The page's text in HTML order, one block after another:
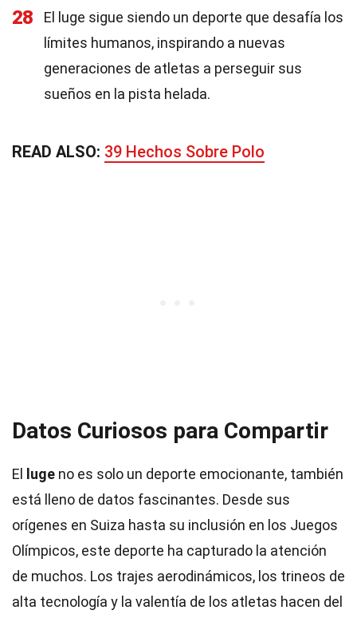
28
El luge sigue siendo un deporte que desafía los
límites humanos, inspirando a nuevas
generaciones de atletas a perseguir sus
sueños en la pista helada.
READ ALSO: 39 Hechos Sobre Polo
Datos Curiosos para Compartir
El luge no es solo un deporte emocionante, también
está lleno de datos fascinantes. Desde sus
orígenes en Suiza hasta su inclusión en los Juegos
Olímpicos, este deporte ha capturado la atención
de muchos. Los trajes aerodinámicos, los trineos de
alta tecnología y la valentía de los atletas hacen del